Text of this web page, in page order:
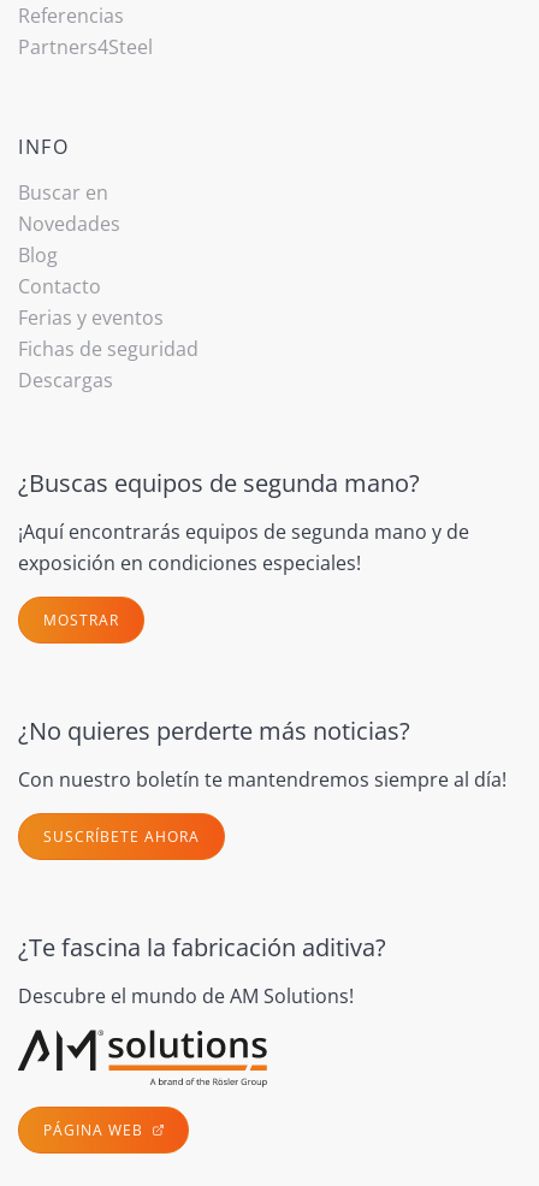
Referencias
Partners4Steel
INFO
Buscar en
Novedades
Blog
Contacto
Ferias y eventos
Fichas de seguridad
Descargas
¿Buscas equipos de segunda mano?
¡Aquí encontrarás equipos de segunda mano y de
exposición en condiciones especiales!
MOSTRAR
¿No quieres perderte más noticias?
Con nuestro boletín te mantendremos siempre al día!
SUSCRÍBETE AHORA
¿Te fascina la fabricación aditiva?
Descubre el mundo de AM Solutions!
PÁGINA WEB